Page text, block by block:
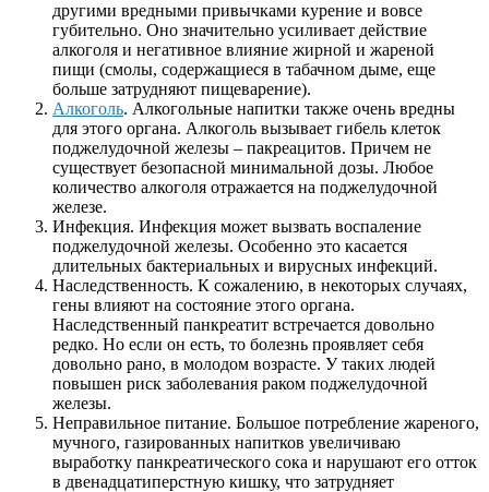
другими вредными привычками курение и вовсе
губительно. Оно значительно усиливает действие
алкоголя и негативное влияние жирной и жареной
пищи (смолы, содержащиеся в табачном дыме, еще
больше затрудняют пищеварение).
Алкоголь. Алкогольные напитки также очень вредны
для этого органа. Алкоголь вызывает гибель клеток
поджелудочной железы – пакреацитов. Причем не
существует безопасной минимальной дозы. Любое
количество алкоголя отражается на поджелудочной
железе.
Инфекция. Инфекция может вызвать воспаление
поджелудочной железы. Особенно это касается
длительных бактериальных и вирусных инфекций.
Наследственность. К сожалению, в некоторых случаях,
гены влияют на состояние этого органа.
Наследственный панкреатит встречается довольно
редко. Но если он есть, то болезнь проявляет себя
довольно рано, в молодом возрасте. У таких людей
повышен риск заболевания раком поджелудочной
железы.
Неправильное питание. Большое потребление жареного,
мучного, газированных напитков увеличиваю
выработку панкреатического сока и нарушают его отток
в двенадцатиперстную кишку, что затрудняет